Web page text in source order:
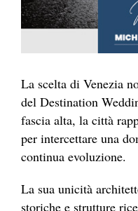
La scelta di Venezia
del Destination
fascia alta, la città
per intercettare una
continua evoluzione.
La sua unicità
storiche e strutture